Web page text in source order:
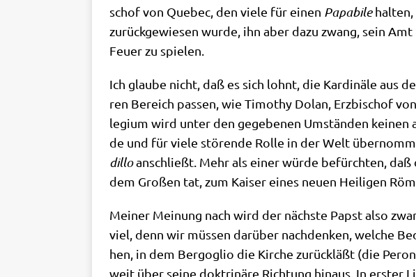
schof von Que­bec, den vie­le für einen Papa­bi­lehal­ten,
zurück­ge­wie­sen wur­de, ihn aber dazu zwang, sein
Feu­er zu spielen.
Ich glau­be nicht, daß es sich lohnt, die Kar­di­nä­le aus
ren Bereich pas­sen, wie Timo­thy Dolan, Erz­bi­schof
le­gi­um wird unter den gege­be­nen Umstän­den
de und für vie­le stö­ren­de Rol­le in der Welt
dil­loanschließt. Mehr als einer wür­de befürch­ten,
dem Gro­ßen tat, zum Kai­ser eines neu­en Hei­li­gen
Mei­ner Mei­nung nach wird der näch­ste Papst also
viel, denn wir müs­sen dar­über nach­den­ken, wel­che
hen, in dem Berg­o­glio die Kir­che zurück­läßt (die
weit über sei­ne dok­tri­nä­re Rich­tung hin­aus. In erster